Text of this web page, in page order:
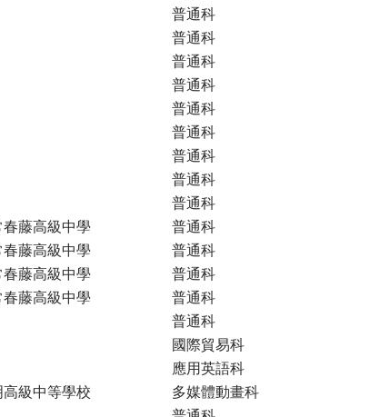
普通科
普通科
普通科
普通科
普通科
普通科
普通科
普通科
普通科
藤高級中學
普通科
藤高級中學
普通科
藤高級中學
普通科
藤高級中學
普通科
普通科
國際貿易科
應用英語科
級中等學校
多媒體動畫科